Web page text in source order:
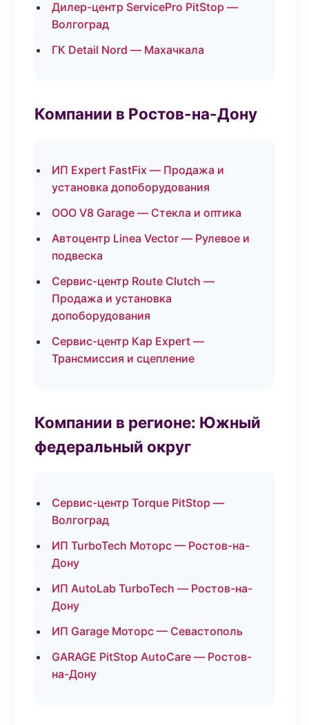
Дилер-центр ServicePro PitStop —
Волгоград
ГК Detail Nord — Махачкала
Компании в Ростов-на-Дону
ИП Expert FastFix — Продажа и
установка допоборудования
ООО V8 Garage — Стекла и оптика
Автоцентр Linea Vector — Рулевое и
подвеска
Сервис-центр Route Clutch —
Продажа и установка
допоборудования
Сервис-центр Кар Expert —
Трансмиссия и сцепление
Компании в регионе: Южный
федеральный округ
Сервис-центр Torque PitStop —
Волгоград
ИП TurboTech Моторс — Ростов-на-
Дону
ИП AutoLab TurboTech — Ростов-на-
Дону
ИП Garage Моторс — Севастополь
GARAGE PitStop AutoCare — Ростов-
на-Дону